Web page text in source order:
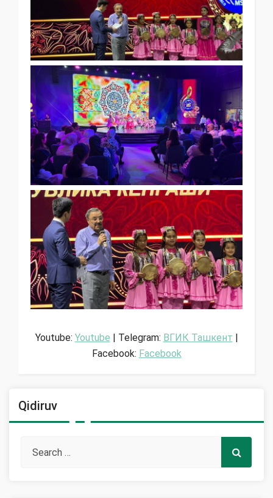
Youtube: Youtube | Telegram: ВГИК Ташкент
Facebook: Facebook
Qidiruv